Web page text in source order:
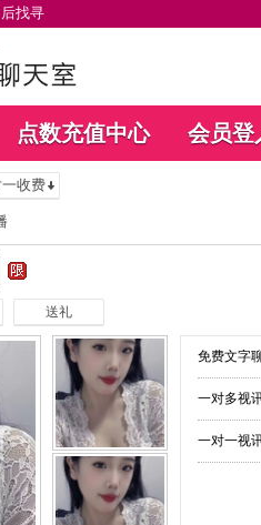
后找寻
点数充值中心 会员登
收费
送礼
免费文字
一对多视
一对一视